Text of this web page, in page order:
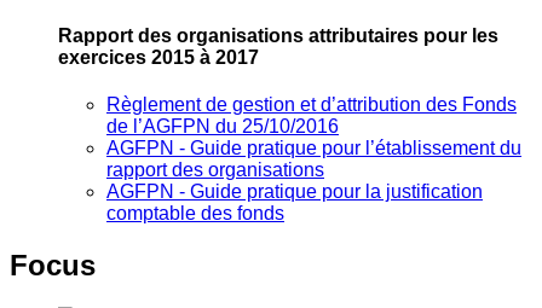
Rapport des organisations attributaires pour les
exercices 2015 à 2017
Règlement de gestion et d’attribution des Fonds
de l’AGFPN du 25/10/2016
AGFPN ‐ Guide pratique pour l’établissement du
rapport des organisations
AGFPN ‐ Guide pratique pour la justification
comptable des fonds
Focus